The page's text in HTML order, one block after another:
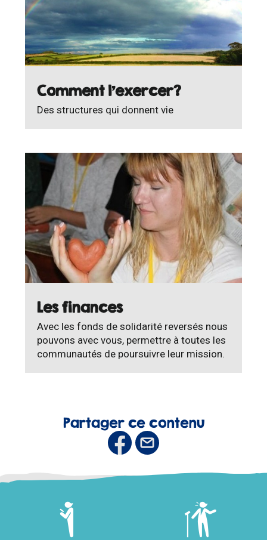
Comment l'exercer?
Des structures qui donnent vie
Les finances
Avec les fonds de solidarité reversés nous
pouvons avec vous, permettre à toutes les
communautés de poursuivre leur mission.
Partager ce contenu